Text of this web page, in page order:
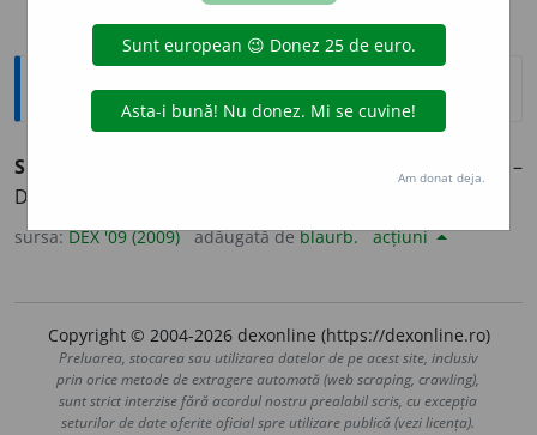
Explicative DEX
SUPERM
Supermagazin. –
Din
sursa:DEX '09 (2009) adăugată deblaurb. acțiuni
Copyright © 2004-2026 dexonline (https://dexonline.ro)
Preluarea, stocarea sau utilizarea datelor de pe acest site, inclusiv
prin orice metode de extragere automată (web scraping, crawling),
sunt strict interzise fără acordul nostru prealabil scris, cu excepția
seturilor de date oferite oficial spre utilizare publică (vezi licența).
Am donat deja.